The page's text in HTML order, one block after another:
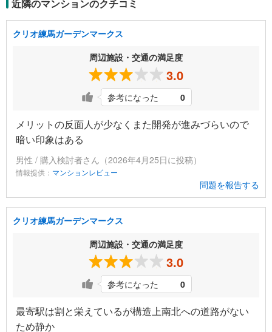
近隣のマンションのクチコミ
クリオ練馬ガーデンマークス
周辺施設・交通の満足度
3.0
参考になった 0
メリットの反面人が少なくまた開発が進みづらいので
暗い印象はある
男性 / 購入検討者さん（2026年4月25日に投稿）
情報提供： マンションレビュー
問題を報告する
クリオ練馬ガーデンマークス
周辺施設・交通の満足度
3.0
参考になった 0
最寄駅は割と栄えているが構造上南北への道路がない
ため静か